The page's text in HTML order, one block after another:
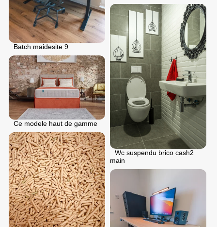
Batch maidesite 9
Wc suspendu brico cash2
main
Ce modele haut de gamme